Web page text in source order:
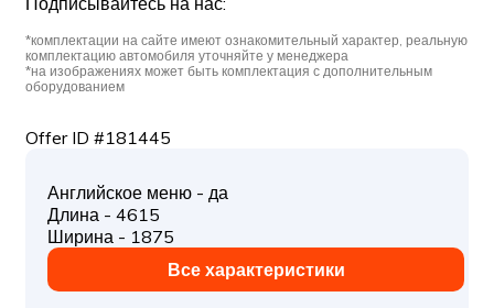
*комплектации на сайте имеют ознакомительный характер, реальную
комплектацию автомобиля уточняйте у менеджера
*на изображениях может быть комплектация с дополнительным
оборудованием
Offer ID #181445
Английское меню - да
Длина - 4615
Ширина - 1875
Все характеристики